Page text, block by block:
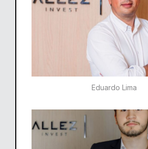
Eduardo Lima